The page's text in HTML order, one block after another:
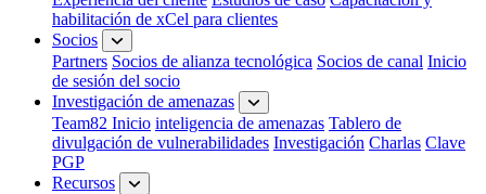
habilitación de xCel para clientes
Socios
Partners Socios de alianza tecnológica Socios de canal Inicio
de sesión del socio
Investigación de amenazas
Team82 Inicio inteligencia de amenazas Tablero de
divulgación de vulnerabilidades Investigación Charlas Clave
PGP
Recursos